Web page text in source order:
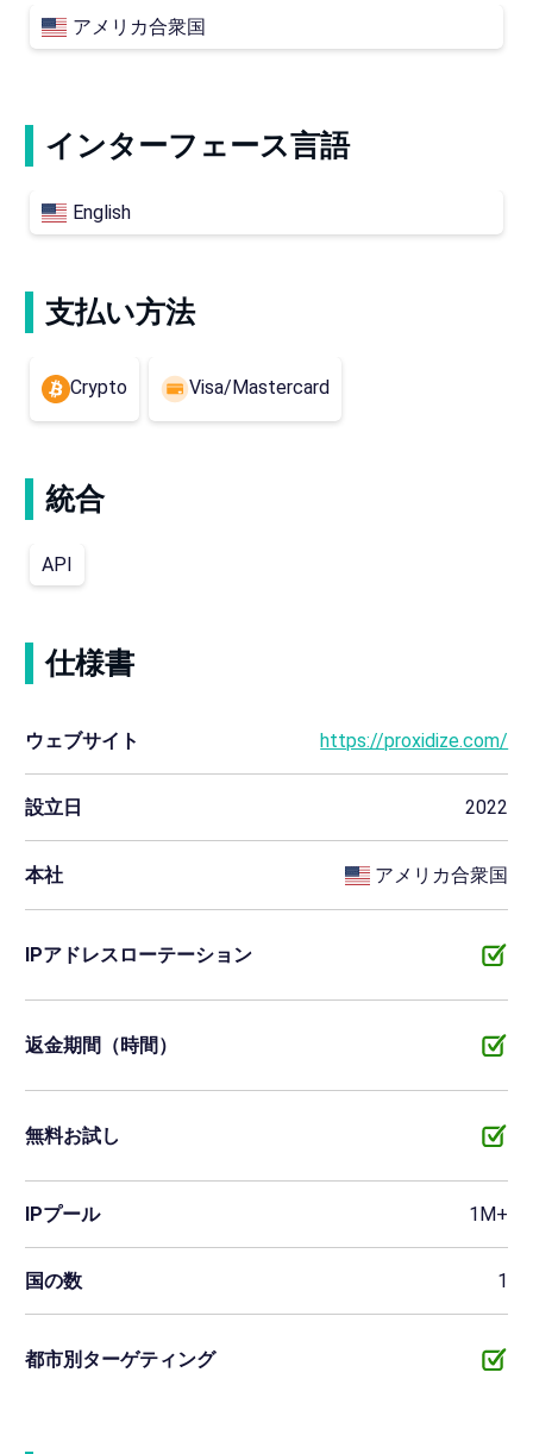
アメリカ合衆国
インターフェース言語
English
支払い方法
Crypto Visa/Mastercard
統合
API
仕様書
ウェブサイト https://proxidize.com/
設立日 2022
本社 アメリカ合衆国
IPアドレスローテーション
返金期間（時間）
無料お試し
IPプール 1M+
国の数 1
都市別ターゲティング